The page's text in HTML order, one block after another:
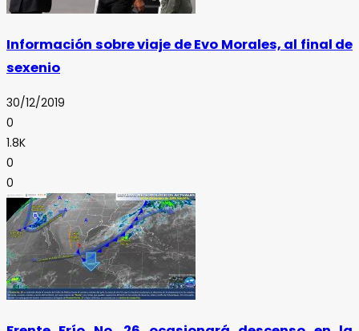
Información sobre viaje de Evo Morales, al final de
sexenio
30/12/2019
0
1.8K
0
0